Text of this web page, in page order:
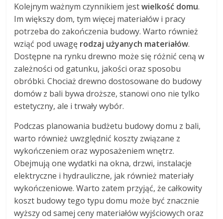
Kolejnym ważnym czynnikiem jestwielkość domu.
Im większy dom, tym więcej materiałów i pracy
potrzeba do zakończenia budowy. Warto również
wziąć pod uwagę rodzaj użyanych materiałów.
Dostępne na rynku drewno może się różnić ceną w
zależności od gatunku, jakości oraz sposobu
obróbki. Chociaż drewno dostosowane do budowy
domów z bali bywa droższe, stanowi ono nie tylko
estetyczny, ale i trwały wybór.
Podczas planowania budżetu budowy domu z bali,
warto również uwzględnić koszty związane z
wykończeniem oraz wyposażeniem wnętrz.
Obejmują one wydatki na okna, drzwi, instalacje
elektryczne i hydrauliczne, jak również materiały
wykończeniowe. Warto zatem przyjąć, że całkowity
koszt budowy tego typu domu może być znacznie
wyższy od samej ceny materiałów wyjściowych oraz